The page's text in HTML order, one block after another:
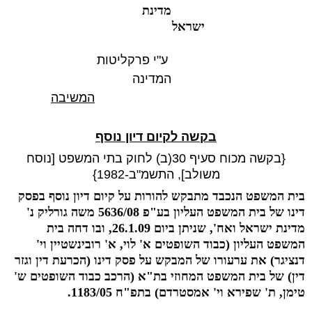
מדינת
ישראל
ע"י פרקליטות
המדינה
המשיבה
בקשה לקיום דיון נוסף
{בקשה מכוח סעיף 30(ב) לחוק בתי המשפט [נוסח
משולב], התשמ"ב-1982}
בית המשפט הנכבד מתבקש להורות על קיום דיון נוסף בפסק
דינו של בית המשפט העליון בע"פ 5636/08 משה גורליק נ'
מדינת ישראל ואח', שניתן ביום 26.1.09, ובו דחה בית
המשפט העליון (כבוד השופטים א' לוי, א' רובינשטיין וי'
דנציגר) את ערעורו של המבקש על פסק דינו (הכרעת דין וגזר
דין) של בית המשפט המחוזי בת"א (הרכב כבוד השופטים ש'
טימן, ת' שפירא וי' אמסטרדם) בתפ"ח 1183/05.